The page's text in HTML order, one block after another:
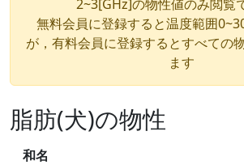
2~3[GHz]の物性値のみ閲覧
無料会員に登録すると温度範囲
が，有料会員に登録するとすべての
ます
脂肪(犬)の物性
和名